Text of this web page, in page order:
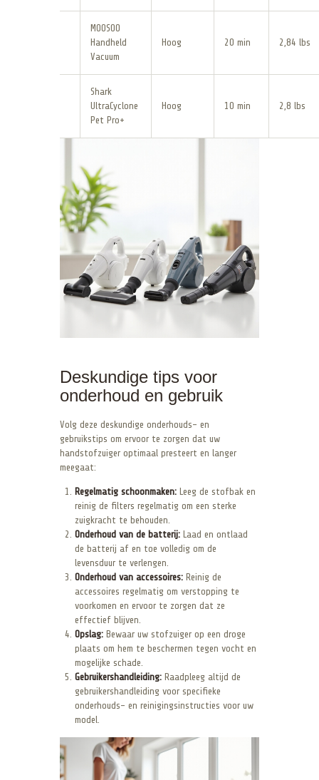
MOOSOO
Handheld
Vacuum
Hoog 20 min 2,84 lbs
Shark
UltraCyclone
Pet Pro+
Hoog 10 min 2,8 lbs
Deskundige tips voor
onderhoud en gebruik
Volg deze deskundige onderhouds- en
gebruikstips om ervoor te zorgen dat uw
handstofzuiger optimaal presteert en langer
meegaat:
Regelmatig schoonmaken: Leeg de stofbak en
reinig de filters regelmatig om een sterke
zuigkracht te behouden.
Onderhoud van de batterij: Laad en ontlaad
de batterij af en toe volledig om de
levensduur te verlengen.
Onderhoud van accessoires: Reinig de
accessoires regelmatig om verstopping te
voorkomen en ervoor te zorgen dat ze
effectief blijven.
Opslag: Bewaar uw stofzuiger op een droge
plaats om hem te beschermen tegen vocht en
mogelijke schade.
Gebruikershandleiding: Raadpleeg altijd de
gebruikershandleiding voor specifieke
onderhouds- en reinigingsinstructies voor uw
model.